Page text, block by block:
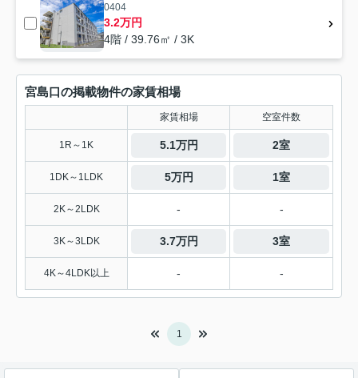
0404
3.2万円
4階 / 39.76㎡ / 3K
宮島口の掲載物件の家賃相場
家賃相場 空室件数
1R～1K 5.1万円 2室
1DK～1LDK 5万円 1室
2K～2LDK - -
3K～3LDK 3.7万円 3室
4K～4LDK以上 - -
1